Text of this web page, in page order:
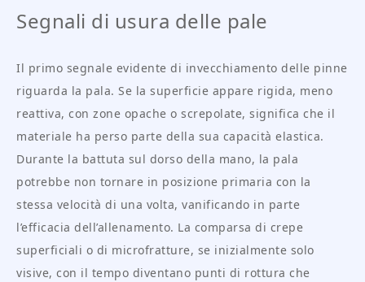
Segnali di usura delle pale
Il primo segnale evidente di invecchiamento delle pinne
riguarda la pala. Se la superficie appare rigida, meno
reattiva, con zone opache o screpolate, significa che il
materiale ha perso parte della sua capacità elastica.
Durante la battuta sul dorso della mano, la pala
potrebbe non tornare in posizione primaria con la
stessa velocità di una volta, vanificando in parte
l’efficacia dell’allenamento. La comparsa di crepe
superficiali o di microfratture, se inizialmente solo
visive, con il tempo diventano punti di rottura che